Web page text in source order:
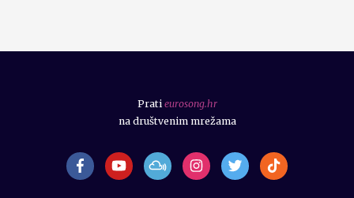
Prati eurosong.hr
na društvenim mrežama